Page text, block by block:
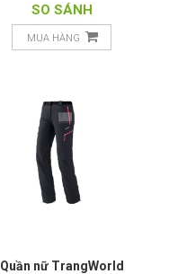
SO SÁNH
MUA HÀNG
Quần nữ TrangWorld